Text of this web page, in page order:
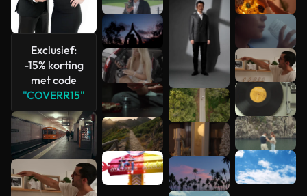
Exclusief:
-15% korting
met code
"COVERR15"
bekijken